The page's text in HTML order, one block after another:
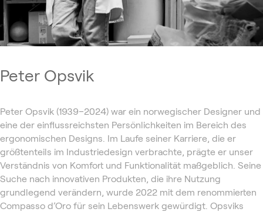
Peter Opsvik
Peter Opsvik (1939–2024) war ein norwegischer Designer und
eine der einflussreichsten Persönlichkeiten im Bereich des
ergonomischen Designs. Im Laufe seiner Karriere, die er
größtenteils im Industriedesign verbrachte, prägte er unser
Verständnis von Komfort und Funktionalität maßgeblich. Seine
Suche nach innovativen Produkten, die ihre Nutzung
grundlegend verändern, wurde 2022 mit dem renommierten
Compasso d’Oro für sein Lebenswerk gewürdigt. Opsviks